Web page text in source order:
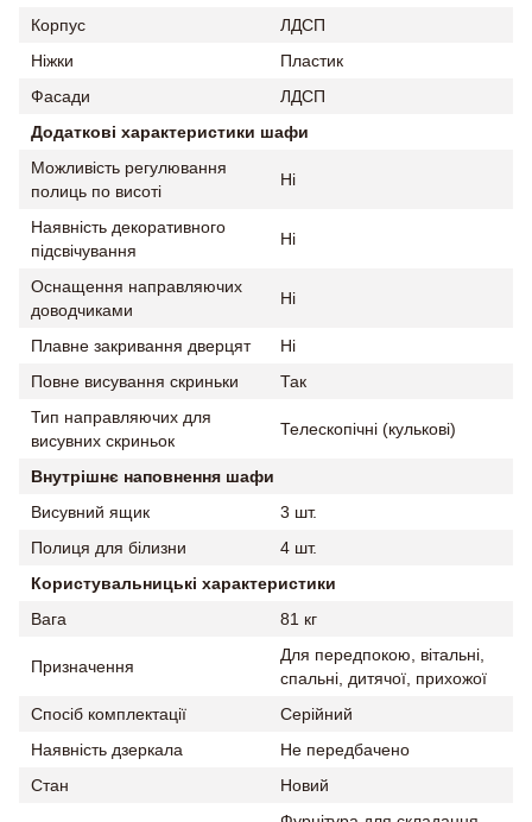
Корпус
ЛДСП
Ніжки
Пластик
Фасади
ЛДСП
Додаткові характеристики шафи
Можливість регулювання
полиць по висоті
Ні
Наявність декоративного
підсвічування
Ні
Оснащення направляючих
доводчиками
Ні
Плавне закривання дверцят
Ні
Повне висування скриньки
Так
Тип направляючих для
висувних скриньок
Телескопічні (кулькові)
Внутрішнє наповнення шафи
Висувний ящик
3 шт.
Полиця для білизни
4 шт.
Користувальницькі характеристики
Вага
81 кг
Призначення
Для передпокою, вітальні,
спальні, дитячої, прихожої
Спосіб комплектації
Серійний
Наявність дзеркала
Не передбачено
Стан
Новий